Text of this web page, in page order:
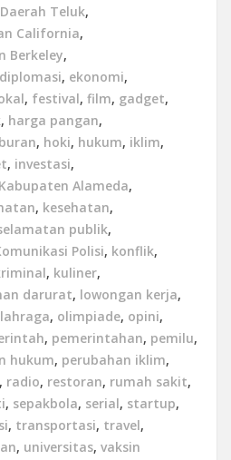
Daerah Teluk,
California,
Berkeley,
diplomasi, ekonomi,
, festival, film, gadget,
, harga pangan,
, hoki, hukum, iklim,
, investasi,
Kabupaten Alameda,
, kesehatan,
publik,
Polisi, konflik,
, kuliner,
darurat, lowongan kerja,
, olimpiade, opini,
, pemerintahan, pemilu,
hukum, perubahan iklim,
, radio, restoran, rumah sakit,
, sepakbola, serial, startup,
, transportasi, travel,
, universitas, vaksin